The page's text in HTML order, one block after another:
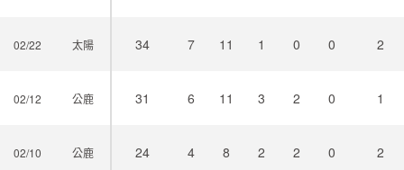
02/22 太陽
02/12 公鹿
02/10 公鹿
34 7 11 1 0 0 2
31 6 11 3 2 0 1
24 4 8 2 2 0 2